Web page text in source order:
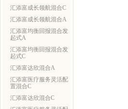
汇添富成长领航混合C
汇添富成长领航混合A
汇添富均衡回报混合发
起式A
汇添富均衡回报混合发
起式C
汇添富达欣混合A
汇添富医疗服务灵活配
置混合C
汇添富达欣混合C